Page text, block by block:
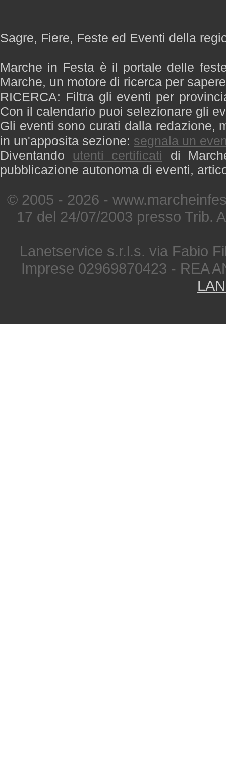
Sagre, Fiere, Feste ed Eventi della
Marche in Festa è il portale delle
Marche, un motore di ricerca per
RICERCA: Filtra gli eventi per
Con il calendario puoi selezionare gli
Gli eventi sono curati dalla redazione,
in un'apposita sezione: segnala un
Diventando utenti certificati di
pubblicazione autonoma di eventi,
© 2005 - 2026 -
17 del 24/07/2003 presso Trib.
Lanetservice s.r.l.s. via Fabio
Imprese 02969870423 - REA